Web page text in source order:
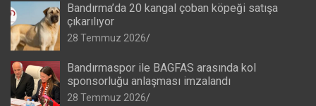
Bandırma’da 20 kangal çoban köpeği satışa
çıkarılıyor
28 Temmuz 2026
Bandırmaspor ile BAGFAS arasında kol
sponsorluğu anlaşması imzalandı
28 Temmuz 2026